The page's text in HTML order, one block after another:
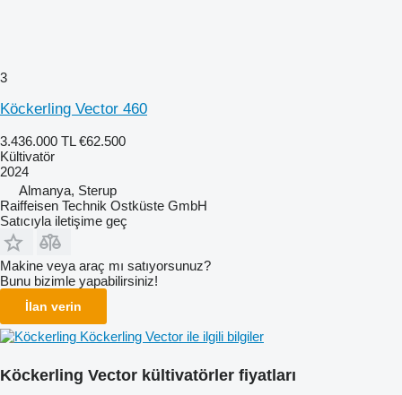
3
Köckerling Vector 460
3.436.000 TL €62.500
Kültivatör
2024
Almanya, Sterup
Raiffeisen Technik Ostküste GmbH
Satıcıyla iletişime geç
Makine veya araç mı satıyorsunuz?
Bunu bizimle yapabilirsiniz!
İlan verin
Köckerling Vector ile ilgili bilgiler
Köckerling Vector kültivatörler fiyatları